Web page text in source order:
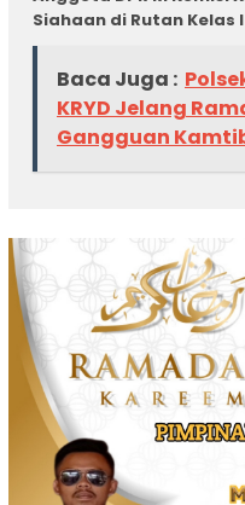
Siahaan di Rutan Kelas
Baca Juga :
KRYD Jelang
Gangguan